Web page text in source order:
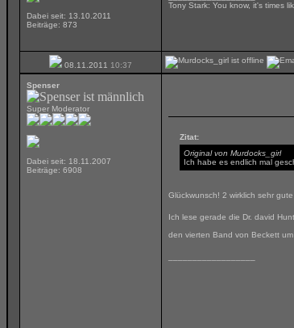
Dabei seit: 13.10.2011
Beiträge: 873
Tony Stark: You know, it's times
08.11.2011 10:37
Spenser
Super Moderator
Dabei seit: 18.11.2007
Beiträge: 6908
Zitat:
Original von Murdocks_girl
Ich habe es endlich mal
Glückwunsch! 2 wirklich sehr
Ich lese gerade die Dr. david
den vierten Band von Beckett